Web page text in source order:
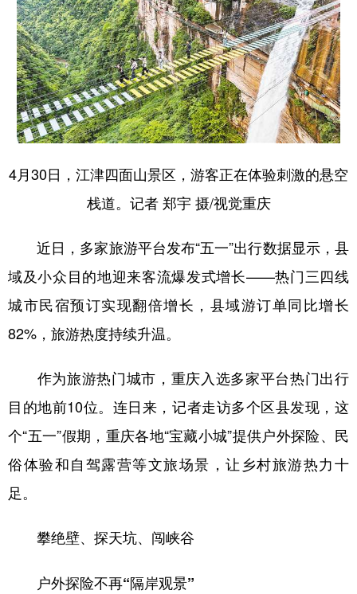
4月30日，江津四面山景区，游客正在体验刺激的悬空
栈道。记者 郑宇 摄/视觉重庆
近日，多家旅游平台发布“五一”出行数据显示，县
域及小众目的地迎来客流爆发式增长——热门三四线
城市民宿预订实现翻倍增长，县域游订单同比增长
82%，旅游热度持续升温。
作为旅游热门城市，重庆入选多家平台热门出行
目的地前10位。连日来，记者走访多个区县发现，这
个“五一”假期，重庆各地“宝藏小城”提供户外探险、民
俗体验和自驾露营等文旅场景，让乡村旅游热力十
足。
攀绝壁、探天坑、闯峡谷
户外探险不再“隔岸观景”